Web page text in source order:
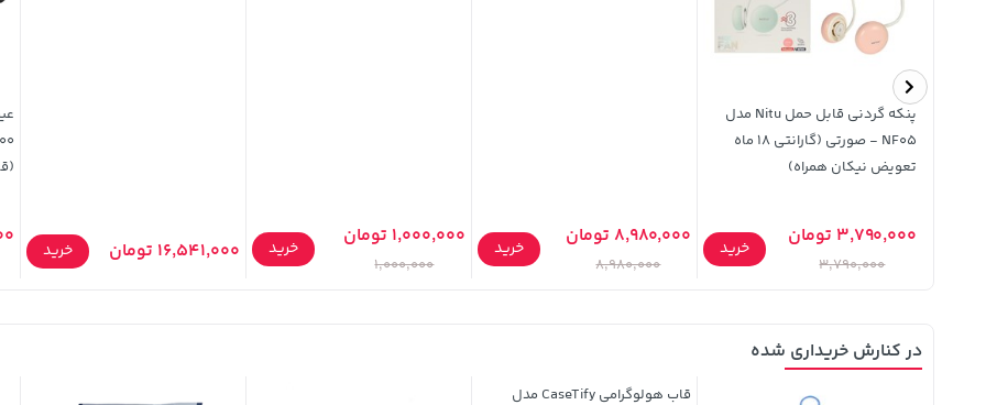
پنکه گردنی قابل حمل Nitu مدل
NF05 - صورتی (گارانتی 18 ماه
تعویض نیکان همراه)
3,790,000 تومان
3,790,000
خرید 8,980,000 تومان
8,980,000
خرید 1,000,000 تومان
1,000,000
خرید 16,541,000 تومان خرید
در کنارش خریداری شده
قاب هولوگرامی CaseTify مدل